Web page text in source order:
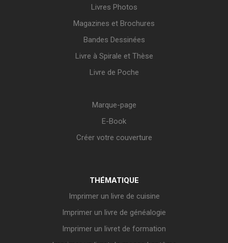
Livres Photos
Magazines et Brochures
Bandes Dessinées
Livre à Spirale et Thèse
Livre de Poche
Marque-page
E-Book
Créer votre couverture
THÉMATIQUE
Imprimer un livre de cuisine
Imprimer un livre de généalogie
Imprimer un livret de formation